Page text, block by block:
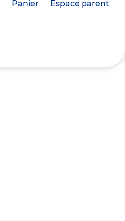
Panier crèche(s)
Espace parent